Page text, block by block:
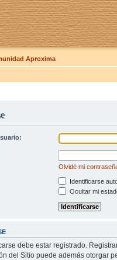
Aproxima
Olvidé mi
Identificarse
Ocultar mi
debe estar registrado.
del Sitio puede además otorgar